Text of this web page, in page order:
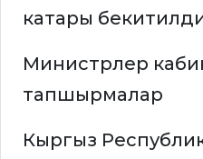
катары
Министрлер
тапшырмалар
Кыргыз